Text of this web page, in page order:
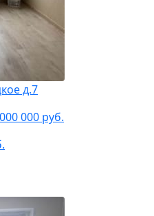
д.7
000 руб.